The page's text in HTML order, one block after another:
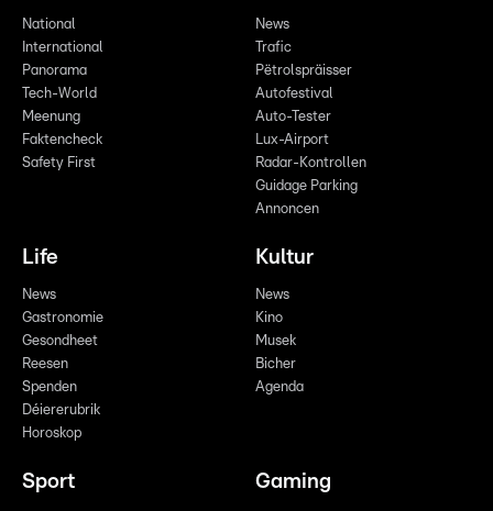
National
International
Panorama
Tech-World
Meenung
Faktencheck
Safety First
News
Trafic
Pëtrolspräisser
Autofestival
Auto-Tester
Lux-Airport
Radar-Kontrollen
Guidage Parking
Annoncen
Life
News
Gastronomie
Gesondheet
Reesen
Spenden
Déiererubrik
Horoskop
Kultur
News
Kino
Musek
Bicher
Agenda
Sport Gaming